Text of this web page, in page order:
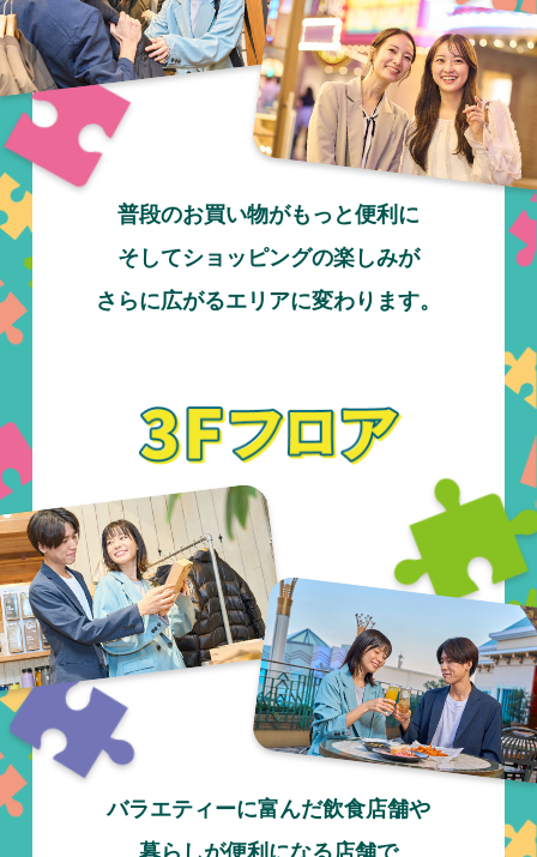
普段のお買い物がもっと便利に
そしてショッピングの楽しみが
さらに広がるエリアに変わります。
バラエティーに富んだ飲食店舗や
暮らしが便利になる店舗で